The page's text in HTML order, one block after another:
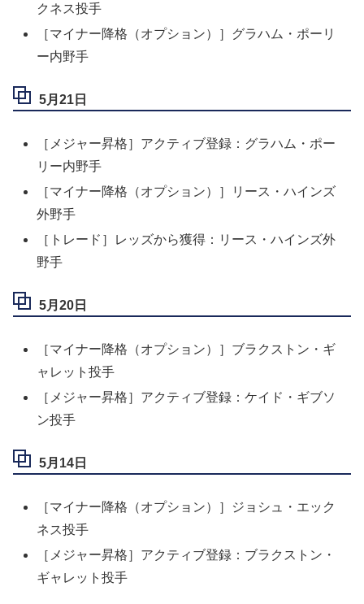
クネス投手
［マイナー降格（オプション）］グラハム・ポーリ
ー内野手
5月21日
［メジャー昇格］アクティブ登録：グラハム・ポー
リー内野手
［マイナー降格（オプション）］リース・ハインズ
外野手
［トレード］レッズから獲得：リース・ハインズ外
野手
5月20日
［マイナー降格（オプション）］ブラクストン・ギ
ャレット投手
［メジャー昇格］アクティブ登録：ケイド・ギブソ
ン投手
5月14日
［マイナー降格（オプション）］ジョシュ・エック
ネス投手
［メジャー昇格］アクティブ登録：ブラクストン・
ギャレット投手